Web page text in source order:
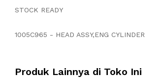
STOCK READY
1005C965 - HEAD ASSY,ENG CYLINDER
Produk Lainnya di Toko Ini